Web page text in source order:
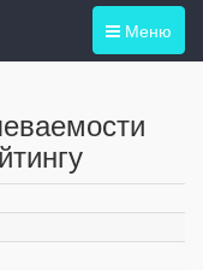
Меню